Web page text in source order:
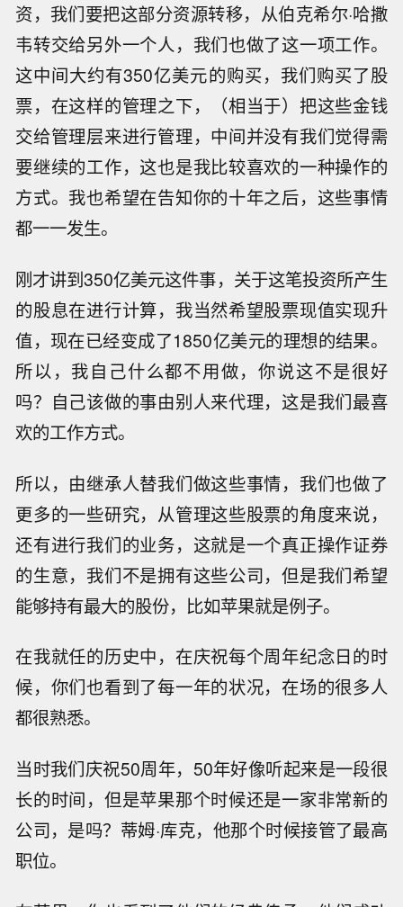
资，我们要把这部分资源转移，从伯克希尔·哈撒
韦转交给另外一个人，我们也做了这一项工作。
这中间大约有350亿美元的购买，我们购买了股
票，在这样的管理之下，（相当于）把这些金钱
交给管理层来进行管理，中间并没有我们觉得需
要继续的工作，这也是我比较喜欢的一种操作的
方式。我也希望在告知你的十年之后，这些事情
都一一发生。
刚才讲到350亿美元这件事，关于这笔投资所产生
的股息在进行计算，我当然希望股票现值实现升
值，现在已经变成了1850亿美元的理想的结果。
所以，我自己什么都不用做，你说这不是很好
吗？自己该做的事由别人来代理，这是我们最喜
欢的工作方式。
所以，由继承人替我们做这些事情，我们也做了
更多的一些研究，从管理这些股票的角度来说，
还有进行我们的业务，这就是一个真正操作证券
的生意，我们不是拥有这些公司，但是我们希望
能够持有最大的股份，比如苹果就是例子。
在我就任的历史中，在庆祝每个周年纪念日的时
候，你们也看到了每一年的状况，在场的很多人
都很熟悉。
当时我们庆祝50周年，50年好像听起来是一段很
长的时间，但是苹果那个时候还是一家非常新的
公司，是吗？蒂姆·库克，他那个时候接管了最高
职位。